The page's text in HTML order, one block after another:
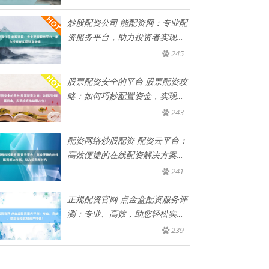
炒股配资公司 能配资网：专业配
资服务平台，助力投资者实现财
245
股票配资安全的平台 股票配资攻
略：如何巧妙配置资金，实现投
243
配资网络炒股配资 配资云平台：
高效便捷的在线配资解决方案，
241
正规配资官网 点金盒配资服务评
测：专业、高效，助您轻松实现
239